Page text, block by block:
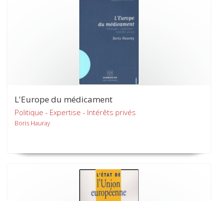
L'Europe du médicament
Politique - Expertise - Intérêts privés
Boris Hauray